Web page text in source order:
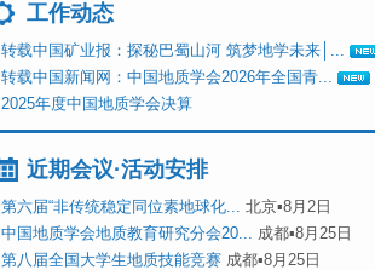
工作动态
转载中国矿业报：探秘巴蜀山河 筑梦地学未来│...
转载中国新闻网：中国地质学会2026年全国青...
2025年度中国地质学会决算
近期会议·活动安排
第六届“非传统稳定同位素地球化... 北京▪8月2日
中国地质学会地质教育研究分会20... 成都▪8月25日
第八届全国大学生地质技能竞赛 成都▪8月25日